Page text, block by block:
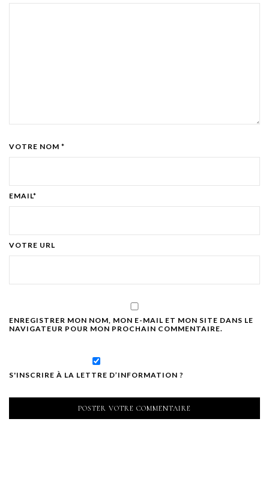
VOTRE NOM *
EMAIL*
VOTRE URL
ENREGISTRER MON NOM, MON E-MAIL ET MON SITE DANS LE
NAVIGATEUR POUR MON PROCHAIN COMMENTAIRE.
S'INSCRIRE À LA LETTRE D’INFORMATION ?